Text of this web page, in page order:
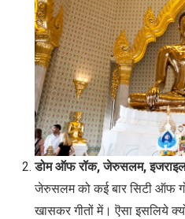
डोम ऑफ रॉक, जेरुसलम,
जेरुसलम को कई बार सिटी ऑफ
खासकर गीतों में। ऎसा इसलिये